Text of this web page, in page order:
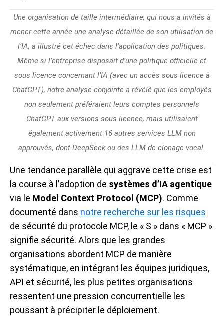
Une organisation de taille intermédiaire, qui nous a invités à
mener cette année une analyse détaillée de son utilisation de
l’IA, a illustré cet échec dans l’application des politiques.
Même si l’entreprise disposait d’une politique officielle et
sous licence concernant l’IA (avec un accès sous licence à
ChatGPT), notre analyse conjointe a révélé que les employés
non seulement préféraient leurs comptes personnels
ChatGPT aux versions sous licence, mais utilisaient
également activement 16 autres services LLM non
approuvés, dont DeepSeek ou des LLM de clonage vocal.
Une tendance parallèle qui aggrave cette crise est
la course à l’adoption de systèmes d’IA agentique
via le Model Context Protocol (MCP). Comme
documenté dans notre recherche sur les risques
de sécurité du protocole MCP, le « S » dans « MCP »
signifie sécurité. Alors que les grandes
organisations abordent MCP de manière
systématique, en intégrant les équipes juridiques,
API et sécurité, les plus petites organisations
ressentent une pression concurrentielle les
poussant à précipiter le déploiement.